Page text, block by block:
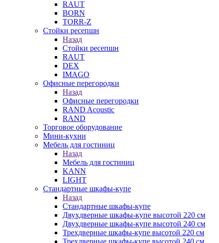
RAUT
BORN
TORR-Z
Стойки ресепшн
Назад
Стойки ресепшн
RAUT
DEX
IMAGO
Офисные перегородки
Назад
Офисные перегородки
RAND Acoustic
RAND
Торговое оборудование
Мини-кухни
Мебель для гостиниц
Назад
Мебель для гостиниц
KANN
LIGHT
Стандартные шкафы-купе
Назад
Стандартные шкафы-купе
Двухдверные шкафы-купе высотой 220 см
Двухдверные шкафы-купе высотой 240 см
Трехдверные шкафы-купе высотой 220 см
Трехдверные шкафы-купе высотой 240 см